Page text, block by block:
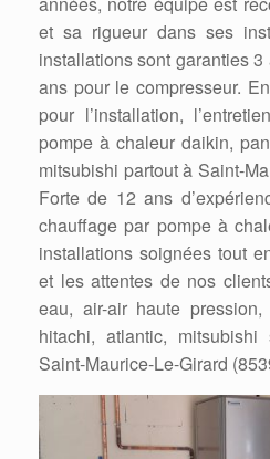
et sa rigueur dans ses
installations sont garanties
ans pour le compresseur.
pour l’installation,
pompe à chaleur daikin,
mitsubishi partout à Saint-
Forte de 12 ans
chauffage par pompe à
installations soignées tout
et les attentes de nos
eau, air-air haute
hitachi, atlantic,
Saint-Maurice-Le-Girard